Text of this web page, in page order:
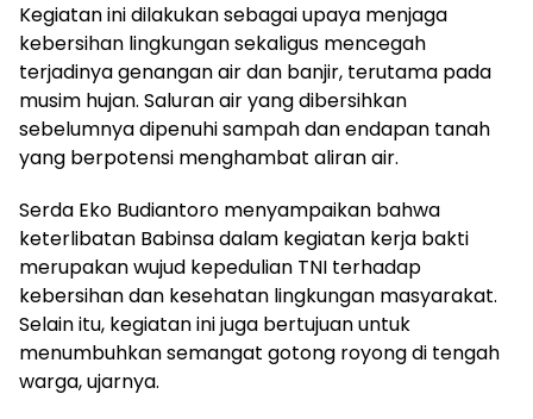
Kegiatan ini dilakukan sebagai upaya menjaga
kebersihan lingkungan sekaligus mencegah
terjadinya genangan air dan banjir, terutama pada
musim hujan. Saluran air yang dibersihkan
sebelumnya dipenuhi sampah dan endapan tanah
yang berpotensi menghambat aliran air.
Serda Eko Budiantoro menyampaikan bahwa
keterlibatan Babinsa dalam kegiatan kerja bakti
merupakan wujud kepedulian TNI terhadap
kebersihan dan kesehatan lingkungan masyarakat.
Selain itu, kegiatan ini juga bertujuan untuk
menumbuhkan semangat gotong royong di tengah
warga, ujarnya.